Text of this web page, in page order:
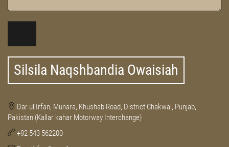
Silsila Naqshbandia Owaisiah
Dar ul Irfan, Munara, Khushab Road, District Chakwal, Punjab,
Pakistan (Kallar kahar Motorway Interchange)
+92 543 562200